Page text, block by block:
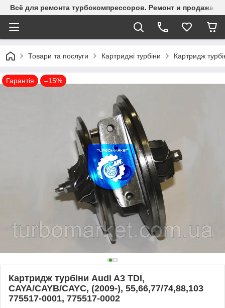
Всё для ремонта турбокомпрессоров. Ремонт и продажа
Товари та послуги Картриджі турбіни Картридж
Гарантія –15%
Картридж турбіни Audi A3 TDI,
CAYA/CAYB/CAYC, (2009-), 55,66,77/74,88,103
775517-0001, 775517-0002